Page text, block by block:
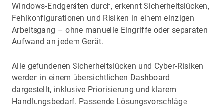
Windows‑Endgeräten durch, erkennt Sicherheitslücken,
Fehlkonfigurationen und Risiken in einem einzigen
Arbeitsgang – ohne manuelle Eingriffe oder separaten
Aufwand an jedem Gerät.
Alle gefundenen Sicherheitslücken und Cyber‑Risiken
werden in einem übersichtlichen Dashboard
dargestellt, inklusive Priorisierung und klarem
Handlungsbedarf. Passende Lösungsvorschläge